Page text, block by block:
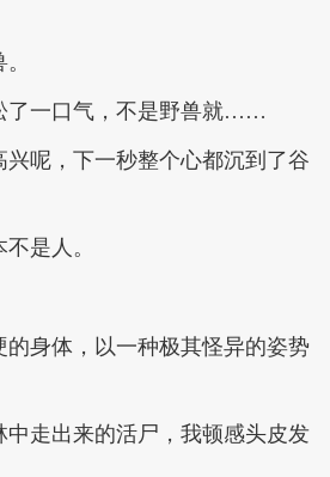
了一口气，不是野兽就……
兴呢，下一秒整个心都沉到了谷
是人。
的身体，以一种极其怪异的姿势
中走出来的活尸，我顿感头皮发